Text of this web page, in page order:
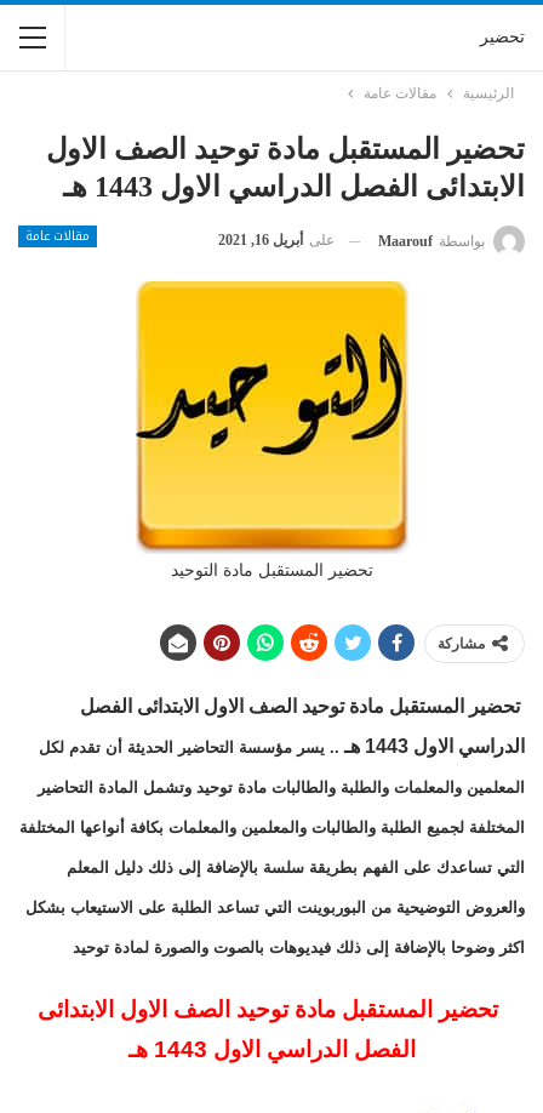
تحضير
الرئيسية مقالات عامة
تحضير المستقبل مادة توحيد الصف الاول
الابتدائى الفصل الدراسي الاول 1443 هـ
مقالات عامة بواسطة Maarouf على أبريل 16, 2021
تحضير المستقبل مادة التوحيد
مشاركة
تحضير المستقبل مادة توحيد الصف الاول الابتدائى الفصل
الدراسي الاول 1443 هـ
.. يسر مؤسسة التحاضير الحديثة أن تقدم لكل
المعلمين والمعلمات والطلبة والطالبات مادة توحيد وتشمل المادة التحاضير
المختلفة لجميع الطلبة والطالبات والمعلمين والمعلمات بكافة أنواعها المختلفة
التي تساعدك على الفهم بطريقة سلسة بالإضافة إلى ذلك دليل المعلم
والعروض التوضيحية من البوربوينت التي تساعد الطلبة على الاستيعاب بشكل
اكثر وضوحا بالإضافة إلى ذلك فيديوهات بالصوت والصورة لمادة توحيد
تحضير المستقبل مادة توحيد الصف الاول الابتدائى
الفصل الدراسي الاول 1443 هـ